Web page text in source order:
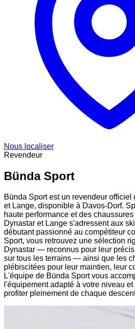
Nous localiser
Revendeur
Bünda Sport
Bünda Sport est un revendeur officiel
et Lange, disponible à Davos-Dorf.
haute performance et des
Dynastar et Lange s'adressent aux
débutant passionné au compétiteur
Sport, vous retrouvez une sélection
Dynastar — reconnus pour leur
sur tous les terrains — ainsi que les
plébiscitées pour leur maintien, leur
L'équipe de Bünda Sport vous
l'équipement adapté à votre niveau
profiter pleinement de chaque